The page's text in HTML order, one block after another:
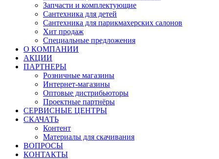
Запчасти и комплектующие
Сантехника для детей
Сантехника для парикмахерских салонов
Хит продаж
Специальные предложения
О КОМПАНИИ
АКЦИИ
ПАРТНЕРЫ
Розничные магазины
Интернет-магазины
Оптовые дистрибьюторы
Проектные партнёры
СЕРВИСНЫЕ ЦЕНТРЫ
СКАЧАТЬ
Контент
Материалы для скачивания
ВОПРОСЫ
КОНТАКТЫ